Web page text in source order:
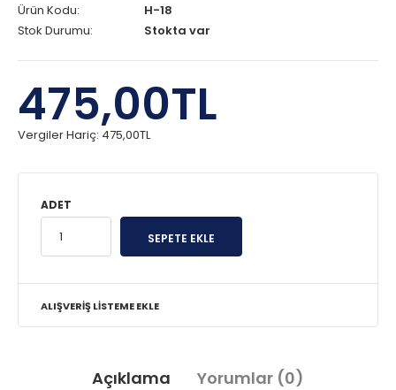
Ürün Kodu:
H-18
Stok Durumu:
Stokta var
475,00TL
Vergiler Hariç: 475,00TL
ADET
ALIŞVERIŞ LISTEME EKLE
Açıklama Yorumlar (0)